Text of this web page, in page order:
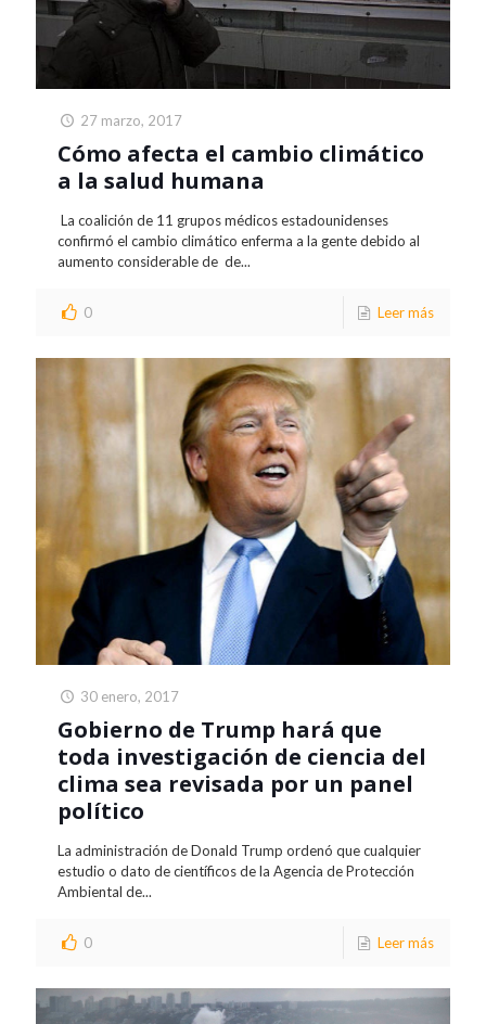
27 marzo, 2017
Cómo afecta el cambio climático
a la salud humana
La coalición de 11 grupos médicos estadounidenses
confirmó el cambio climático enferma a la gente debido al
aumento considerable de de...
0 Leer más
30 enero, 2017
Gobierno de Trump hará que
toda investigación de ciencia del
clima sea revisada por un panel
político
La administración de Donald Trump ordenó que cualquier
estudio o dato de científicos de la Agencia de Protección
Ambiental de...
0 Leer más